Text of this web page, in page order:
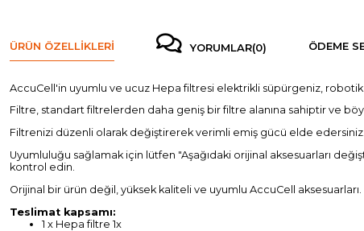
ÜRÜN ÖZELLIKLERI YORUMLAR(0) ÖDEME
AccuCell'in uyumlu ve ucuz Hepa filtresi elektrikli süpürgeniz, robotik
Filtre, standart filtrelerden daha geniş bir filtre alanına sahiptir ve
Filtrenizi düzenli olarak değiştirerek verimli emiş gücü elde edersiniz.
Uyumluluğu sağlamak için lütfen "Aşağıdaki orijinal aksesuarları
kontrol edin.
Orijinal bir ürün değil, yüksek kaliteli ve uyumlu AccuCell aksesuarları.
Teslimat kapsamı:
1 x Hepa filtre 1x